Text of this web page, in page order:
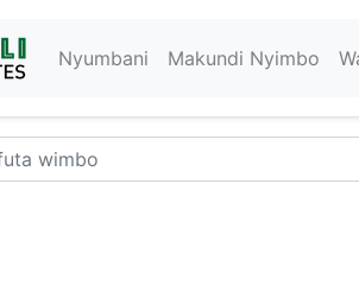
Nyumbani Makundi Nyimbo